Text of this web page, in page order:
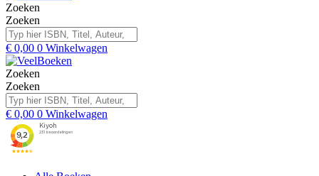
Zoeken
Zoeken
€ 0,00 0 Winkelwagen
Zoeken
Zoeken
€ 0,00 0 Winkelwagen